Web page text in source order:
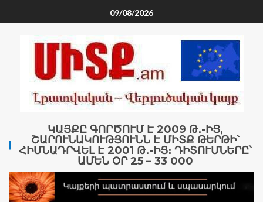
09/08/2026
ԿԱՅՔԸ ԳՈՐԾՈՒՄ Է 2009 Թ․-ԻՑ,
ՇԱՐՈՒՆԱԿՈՒԹՅՈՒՆՆ Է ՄԻՏՔ ԹԵՐԹԻ՝
ՀԻՄՆԱԴՐՎԵԼ Է 2001 Թ․-ԻՑ։ ԴԻՏՈՒՄՆԵՐԸ՝
ԱՄԵՆ ՕՐ 25 – 33 000